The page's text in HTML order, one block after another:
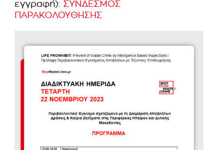
εγγραφή): ΣΥΝΔΕΣΜΟΣ
ΠΑΡΑΚΟΛΟΥΘΗΣΗΣ